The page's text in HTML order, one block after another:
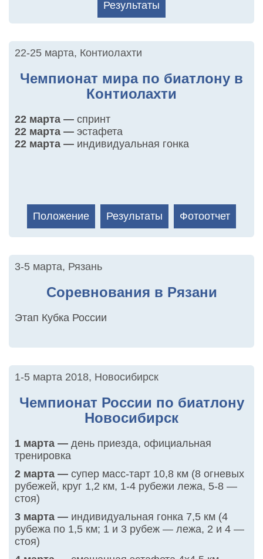
Результаты
22-25 марта, Контиолахти
Чемпионат мира по биатлону в
Контиолахти
22 марта — спринт
22 марта — эстафета
22 марта — индивидуальная гонка
Положение Результаты Фотоотчет
3-5 марта, Рязань
Соревнования в Рязани
Этап Кубка России
1-5 марта 2018, Новосибирск
Чемпионат России по биатлону
Новосибирск
1 марта — день приезда, официальная
тренировка
2 марта — супер масс-тарт 10,8 км (8 огневых
рубежей, круг 1,2 км, 1-4 рубежи лежа, 5-8 —
стоя)
3 марта — индивидуальная гонка 7,5 км (4
рубежа по 1,5 км; 1 и 3 рубеж — лежа, 2 и 4 —
стоя)